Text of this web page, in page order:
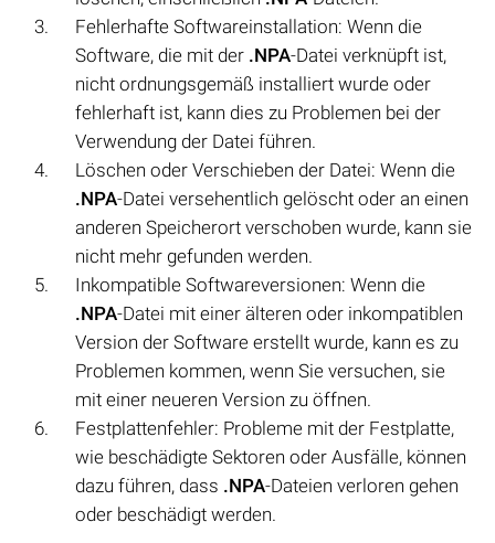
Fehlerhafte Softwareinstallation: Wenn die
Software, die mit der .NPA-Datei verknüpft ist,
nicht ordnungsgemäß installiert wurde oder
fehlerhaft ist, kann dies zu Problemen bei der
Verwendung der Datei führen.
Löschen oder Verschieben der Datei: Wenn die
.NPA-Datei versehentlich gelöscht oder an einen
anderen Speicherort verschoben wurde, kann sie
nicht mehr gefunden werden.
Inkompatible Softwareversionen: Wenn die
.NPA-Datei mit einer älteren oder inkompatiblen
Version der Software erstellt wurde, kann es zu
Problemen kommen, wenn Sie versuchen, sie
mit einer neueren Version zu öffnen.
Festplattenfehler: Probleme mit der Festplatte,
wie beschädigte Sektoren oder Ausfälle, können
dazu führen, dass .NPA-Dateien verloren gehen
oder beschädigt werden.